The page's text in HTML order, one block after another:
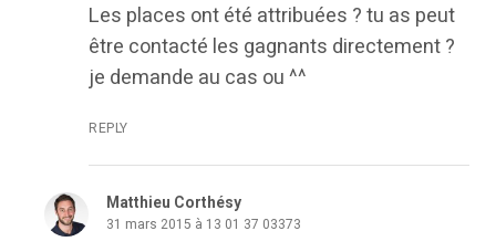
Les places ont été attribuées ? tu as peut
être contacté les gagnants directement ?
je demande au cas ou ^^
REPLY
Matthieu Corthésy
31 mars 2015 à 13 01 37 03373